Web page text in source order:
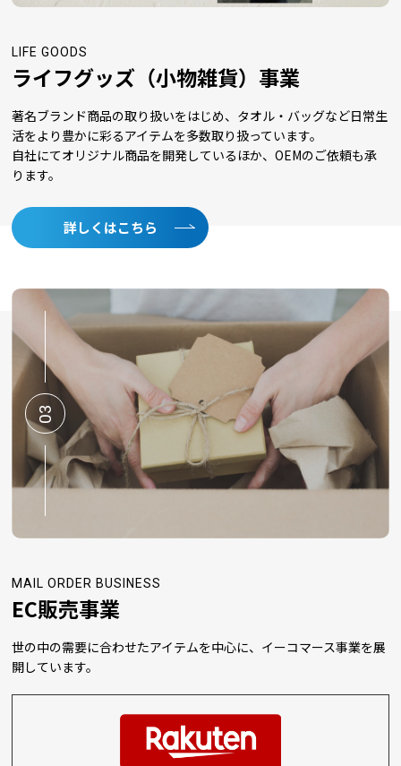
2024/10/01
楽天市場 ランキング入賞のお知らせ
2024/08/02
2024年 夏季休業のお知らせ
2024/07/30
2024/05/17
臨時休業のお知らせ
2024/04/11
G.W休業日のお知らせ
2024/04/04
NIKEヘッドバンド 追加色取り扱い開始のお知らせ
2024/03/22
2024/03/15
LIFE GOODS
ライフグッズ（小物雑貨）事業
著名ブランド商品の取り扱いをはじめ、タオル・バッグなど日常生
活をより豊かに彩るアイテムを多数取り扱っています。
自社にてオリジナル商品を開発しているほか、OEMのご依頼も承
ります。
詳しくはこちら
MAIL ORDER BUSINESS
EC販売事業
世の中の需要に合わせたアイテムを中心に、イーコマース事業を展
開しています。
03